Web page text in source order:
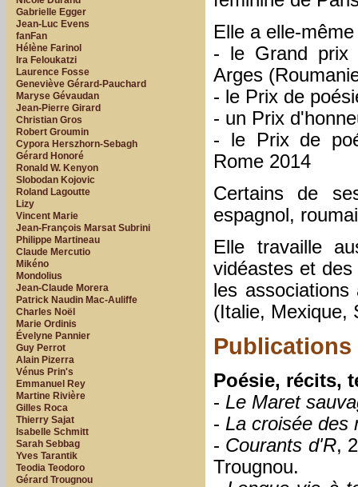
Gabrielle Egger
Jean-Luc Evens
fanFan
Hélène Farinol
Ira Feloukatzi
Laurence Fosse
Geneviève Gérard-Pauchard
Maryse Gévaudan
Jean-Pierre Girard
Christian Gros
Robert Groumin
Cypora Herszhorn-Sebagh
Gérard Honoré
Ronald W. Kenyon
Slobodan Kojovic
Roland Lagoutte
Lizy
Vincent Marie
Jean-François Marsat Subrini
Philippe Martineau
Claude Mercutio
Mikéno
Mondolius
Jean-Claude Morera
Patrick Naudin Mac-Auliffe
Charles Noël
Marie Ordinis
Évelyne Pannier
Guy Perrot
Alain Pizerra
Vénus Prin's
Emmanuel Rey
Martine Rivière
Gilles Roca
Thierry Sajat
Isabelle Schmitt
Sarah Sebbag
Yves Tarantik
Teodia Teodoro
Gérard Trougnou
Elle a elle-
- le Grand prix
Arges
- le Prix de
- un Prix
- le Prix de
Rome 2014
Certains de
espagnol,
Elle travaille
vidéastes et
les associations
(Italie, Mexique,
Publications
Poésie, récits,
- Le Maret
- La croisée des
- Courants d'R,
Trougnou.